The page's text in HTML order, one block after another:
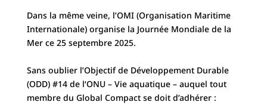
Dans la même veine, l’OMI (Organisation Maritime
Internationale) organise la Journée Mondiale de la
Mer ce 25 septembre 2025.
Sans oublier l’Objectif de Développement Durable
(ODD) #14 de l‘ONU – Vie aquatique – auquel tout
membre du Global Compact se doit d’adhérer :